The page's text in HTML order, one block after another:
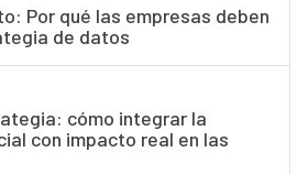
Por qué las empresas deben
de datos
cómo integrar la
con impacto real en las